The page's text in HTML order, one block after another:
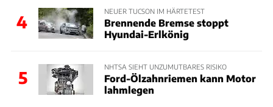
4
NEUER TUCSON IM HÄRTETEST
Brennende Bremse stoppt
Hyundai-Erlkönig
5
NHTSA SIEHT UNZUMUTBARES RISIKO
Ford-Ölzahnriemen kann Motor
lahmlegen